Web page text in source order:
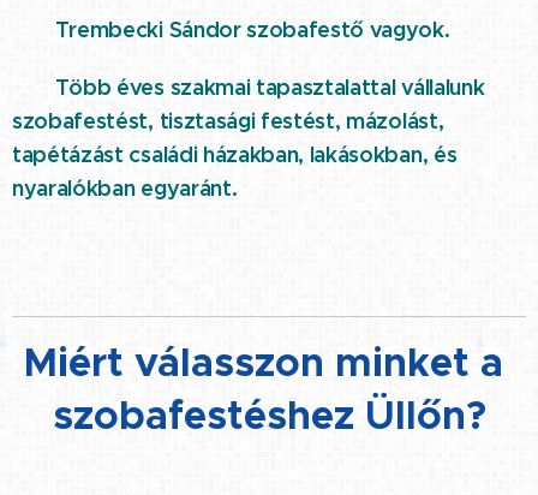
⭐ Trembecki Sándor szobafestő vagyok.
Több éves szakmai tapasztalattal vállalunk
szobafestést, tisztasági festést, mázolást,
tapétázást családi házakban, lakásokban, és
nyaralókban egyaránt.
Miért válasszon minket a
szobafestéshez Üllőn?